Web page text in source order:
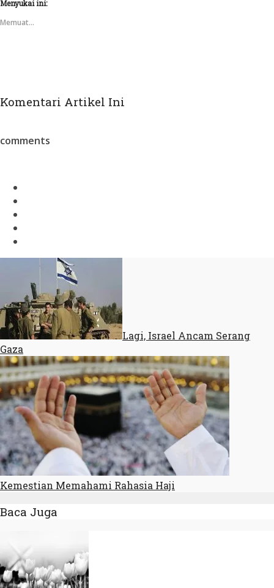
Menyukai ini:
Memuat...
Komentari Artikel Ini
comments
Lagi, Israel Ancam Serang
Gaza
Kemestian Memahami Rahasia Haji
Baca Juga